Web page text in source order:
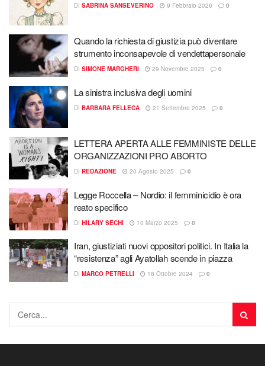
DI SABRINA SANSEVERINO 9 Febbraio 2026 0
Quando la richiesta di giustizia può diventare
strumento inconsapevole di vendettapersonale
DI SIMONE MARGHERI 29 Novembre 2025 0
La sinistra inclusiva degli uomini
DI BARBARA FELLECA 21 Settembre 2025 0
LETTERA APERTA ALLE FEMMINISTE DELLE
ORGANIZZAZIONI PRO ABORTO
DI REDAZIONE 20 Agosto 2025 0
Legge Roccella – Nordio: il femminicidio è ora
reato specifico
DI HILARY SECHI 10 Marzo 2025 0
Iran, giustiziati nuovi oppositori politici. In Italia la
“resistenza” agli Ayatollah scende in piazza
DI MARCO PETRELLI 18 Ottobre 2024 0